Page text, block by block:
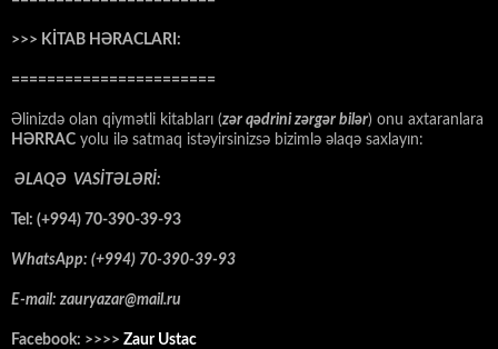
>>> KİTAB HƏRACLARI:
=======================
Əlinizdə olan qiymətli kitabları (zər qədrini zərgər bilər) onu axtaranlara
HƏRRAC yolu ilə satmaq istəyirsinizsə bizimlə əlaqə saxlayın:
ƏLAQƏ VASİTƏLƏRİ:
Tel: (+994) 70-390-39-93
WhatsApp: (+994) 70-390-39-93
E-mail: zauryazar@mail.ru
Facebook: >>>> Zaur Ustac